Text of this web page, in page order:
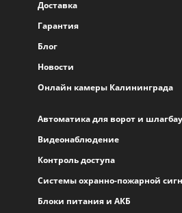
Доставка
Гарантия
Блог
Новости
Онлайн камеры Калининграда
Автоматика для ворот и
Видеонаблюдение
Контроль доступа
Системы охранно-пожарной
Блоки питания и АКБ